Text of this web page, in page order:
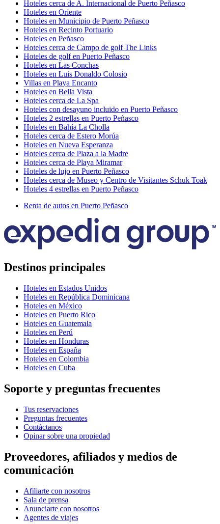
Hoteles cerca de A. Internacional de Puerto Peñasco
Hoteles en Oriente
Hoteles en Municipio de Puerto Peñasco
Hoteles en Recinto Portuario
Hoteles en Peñasco
Hoteles cerca de Campo de golf The Links
Hoteles de golf en Puerto Peñasco
Hoteles en Las Conchas
Hoteles en Luis Donaldo Colosio
Villas en Playa Encanto
Hoteles en Bella Vista
Hoteles cerca de La Spa
Hoteles con desayuno incluido en Puerto Peñasco
Hoteles 2 estrellas en Puerto Peñasco
Hoteles en Bahía La Cholla
Hoteles cerca de Estero Morúa
Hoteles en Nueva Esperanza
Hoteles cerca de Plaza a la Madre
Hoteles cerca de Playa Miramar
Hoteles de lujo en Puerto Peñasco
Hoteles cerca de Museo y Centro de Visitantes Schuk Toak
Hoteles 4 estrellas en Puerto Peñasco
Renta de autos en Puerto Peñasco
Destinos principales
Hoteles en Estados Unidos
Hoteles en República Dominicana
Hoteles en México
Hoteles en Puerto Rico
Hoteles en Guatemala
Hoteles en Perú
Hoteles en Honduras
Hoteles en España
Hoteles en Colombia
Hoteles en Cuba
Soporte y preguntas frecuentes
Tus reservaciones
Preguntas frecuentes
Contáctanos
Opinar sobre una propiedad
Proveedores, afiliados y medios de
comunicación
Afiliarte con nosotros
Sala de prensa
Anunciarte con nosotros
Agentes de viajes